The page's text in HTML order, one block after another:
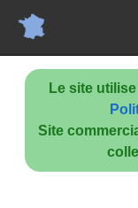
Le site
Site